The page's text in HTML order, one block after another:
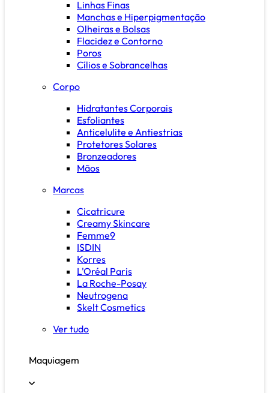
Linhas Finas
Manchas e Hiperpigmentação
Olheiras e Bolsas
Flacidez e Contorno
Poros
Cílios e Sobrancelhas
Corpo
Hidratantes Corporais
Esfoliantes
Anticelulite e Antiestrias
Protetores Solares
Bronzeadores
Mãos
Marcas
Cicatricure
Creamy Skincare
Femme9
ISDIN
Korres
L'Oréal Paris
La Roche-Posay
Neutrogena
Skelt Cosmetics
Ver tudo
Maquiagem